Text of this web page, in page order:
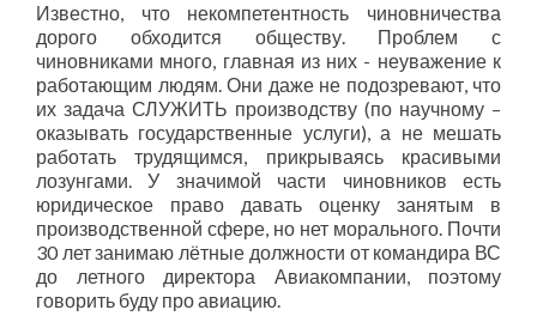
Известно, что некомпетентность чиновничества
дорого обходится обществу. Проблем с
чиновниками много, главная из них - неуважение к
работающим людям. Они даже не подозревают, что
их задача СЛУЖИТЬ производству (по научному –
оказывать государственные услуги), а не мешать
работать трудящимся, прикрываясь красивыми
лозунгами. У значимой части чиновников есть
юридическое право давать оценку занятым в
производственной сфере, но нет морального. Почти
30 лет занимаю лётные должности от командира ВС
до летного директора Авиакомпании, поэтому
говорить буду про авиацию.